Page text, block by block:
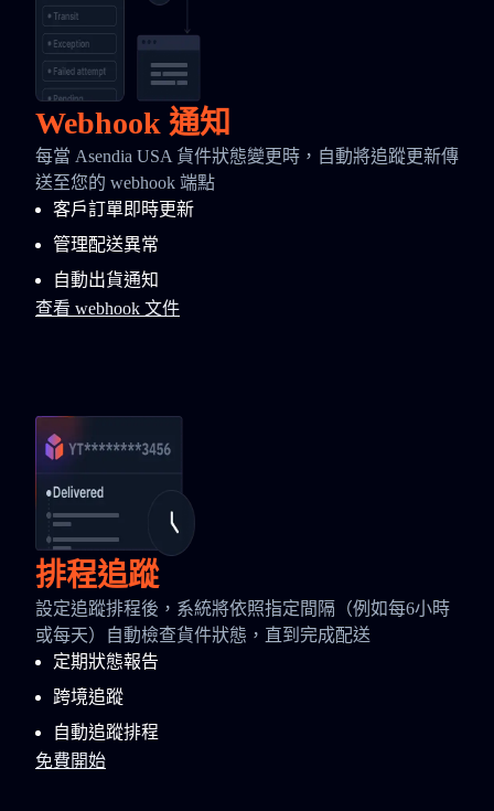
Webhook 通知
每當 Asendia USA 貨件狀態變更時，自動將追蹤更新傳
送至您的 webhook 端點
客戶訂單即時更新
管理配送異常
自動出貨通知
查看 webhook 文件
排程追蹤
設定追蹤排程後，系統將依照指定間隔（例如每6小時
或每天）自動檢查貨件狀態，直到完成配送
定期狀態報告
跨境追蹤
自動追蹤排程
免費開始